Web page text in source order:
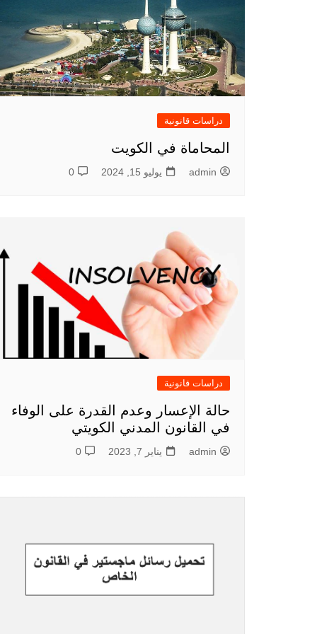
دراسات قانونية
المحاماة في الكويت
admin يوليو 15, 2024 0
دراسات قانونية
حالة الإعسار وعدم القدرة على الوفاء
في القانون المدني الكويتي
admin يناير 7, 2023 0